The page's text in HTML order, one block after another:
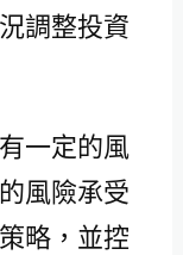
調整投資
一定的風
風險承受
略，並控